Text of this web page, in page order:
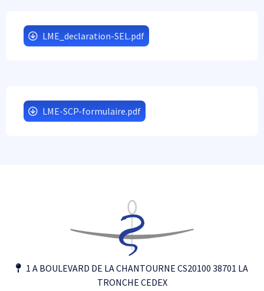
LME_declaration-SEL.pdf
LME-SCP-formulaire.pdf
1 A BOULEVARD DE LA CHANTOURNE CS20100 38701 LA
TRONCHE CEDEX